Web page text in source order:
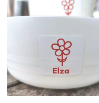
VersaCraft
Tintapárna -
Csokibarna
+1.380 Ft